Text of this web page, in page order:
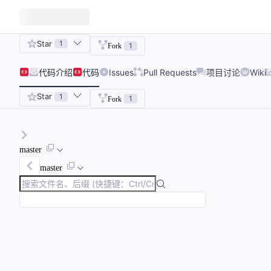
Star 1 Fork 1
代码介绍 代码 Issues Pull Requests 项目讨论 Wiki
Star 1 Fork 1
master
master